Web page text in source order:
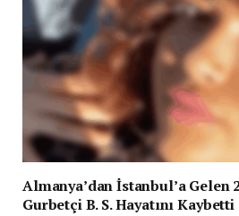
Almanya’dan İstanbul’a Gelen
Gurbetçi B. S. Hayatını Kaybetti